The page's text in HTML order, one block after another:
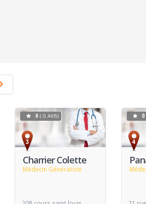
Charrier Colette
Médecin Généraliste
Voir
0 ( 0 AVIS)
Fiche
0